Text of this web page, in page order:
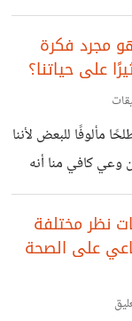
وكيفية التغلب
مجرد فكرة
على حياتنا؟
مألوفًا للبعض لأننا
وعي كافي منا أنه
علاقاتي السابقة
لمثل هذه
عن مجموعة من
طريقة تكفير
أن يشمل هذا
نظر مختلفة
على الصحة